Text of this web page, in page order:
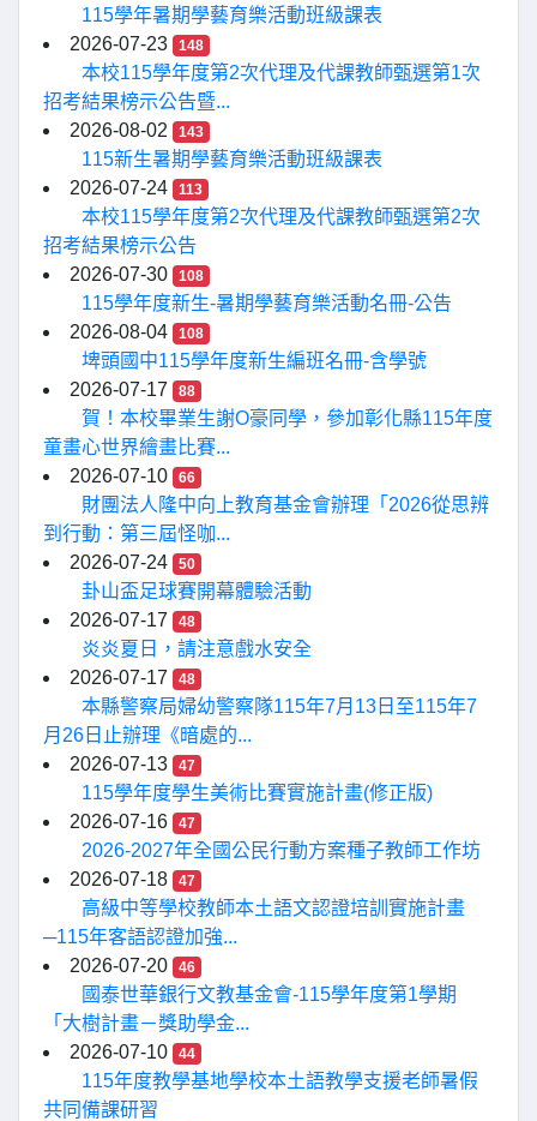
115學年暑期學藝育樂活動班級課表
2026-07-23
148
本校115學年度第2次代理及代課教師甄選第1次
招考結果榜示公告暨...
2026-08-02
143
115新生暑期學藝育樂活動班級課表
2026-07-24
113
本校115學年度第2次代理及代課教師甄選第2次
招考結果榜示公告
2026-07-30
108
115學年度新生-暑期學藝育樂活動名冊-公告
2026-08-04
108
埤頭國中115學年度新生編班名冊-含學號
2026-07-17
88
賀！本校畢業生謝O豪同學，參加彰化縣115年度
童畫心世界繪畫比賽...
2026-07-10
66
財團法人隆中向上教育基金會辦理「2026從思辨
到行動：第三屆怪咖...
2026-07-24
50
卦山盃足球賽開幕體驗活動
2026-07-17
48
炎炎夏日，請注意戲水安全
2026-07-17
48
本縣警察局婦幼警察隊115年7月13日至115年7
月26日止辦理《暗處的...
2026-07-13
47
115學年度學生美術比賽實施計畫(修正版)
2026-07-16
47
2026-2027年全國公民行動方案種子教師工作坊
2026-07-18
47
高級中等學校教師本土語文認證培訓實施計畫
─115年客語認證加強...
2026-07-20
46
國泰世華銀行文教基金會-115學年度第1學期
「大樹計畫－獎助學金...
2026-07-10
44
115年度教學基地學校本土語教學支援老師暑假
共同備課研習